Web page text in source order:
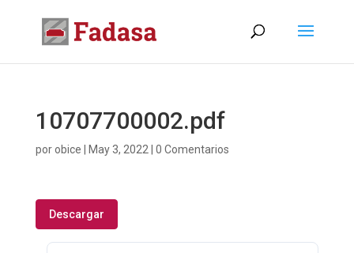
10707700002.pdf
porobice May 3, 2022 0 Comentarios
Descargar